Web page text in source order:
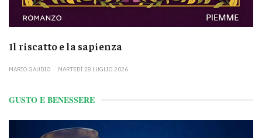
Il riscatto e la sapienza
MARIO GAUDIO MARTEDÌ 28 LUGLIO 2026
GUSTO E BENESSERE